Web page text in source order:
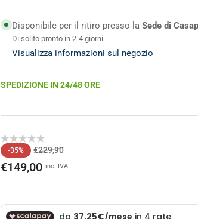
Disponibile per il ritiro presso la Sede di
Di solito pronto in 2-4 giorni
Visualizza informazioni sul negozio
SPEDIZIONE IN 24/48 ORE
Prezzo
di
-35% €229,90Prezzo
scontato
€149,00 inc. IVA